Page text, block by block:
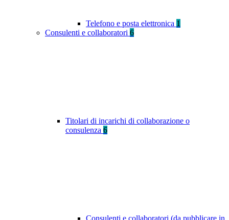
Telefono e posta elettronica 1
Consulenti e collaboratori 6
Titolari di incarichi di collaborazione o
consulenza 6